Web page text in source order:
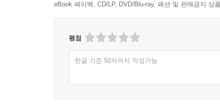
eBook 페이백, CD/LP, DVD/Blu-ray, 패션 및 판매금지 상
평점
한글 기준 50자까지 작성가능